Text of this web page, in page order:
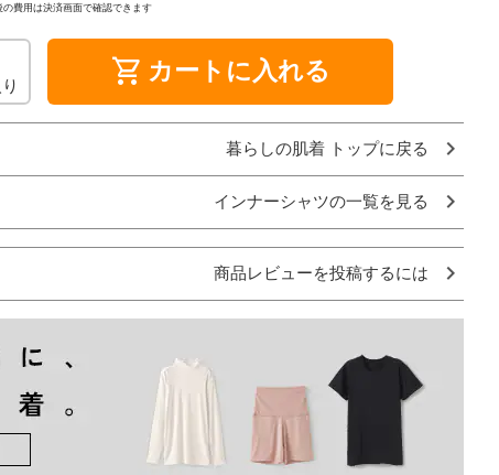
費用は決済画面で確認できます
shopping_cart カートに入れる
暮らしの肌着 トップに戻る
インナーシャツの一覧を見る
商品レビューを投稿するには